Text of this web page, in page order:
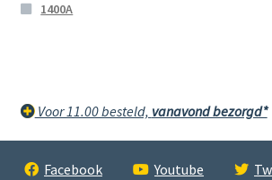
1400A
Voor 11.00 besteld, vanavond bezorgd*
Facebook Youtube